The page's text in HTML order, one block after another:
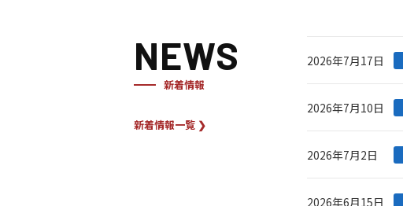
NEWS
新着情報
新着情報一覧 ❯
2026年7月17日
2026年7月10日
2026年7月2日
2026年6月15日